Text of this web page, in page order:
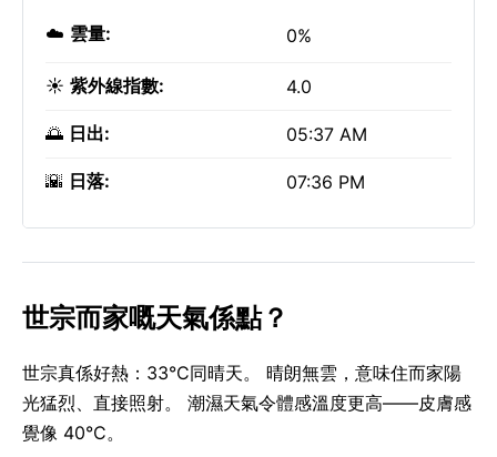
☁️ 雲量: 0%
☀️ 紫外線指數: 4.0
🌅 日出: 05:37 AM
🌇 日落: 07:36 PM
世宗而家嘅天氣係點？
世宗真係好熱：33°C同晴天。 晴朗無雲，意味住而家陽
光猛烈、直接照射。 潮濕天氣令體感溫度更高——皮膚感
覺像 40°C。